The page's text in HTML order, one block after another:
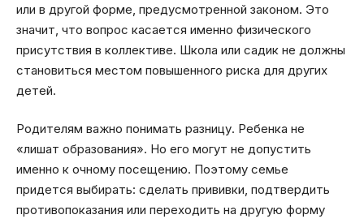
или в другой форме, предусмотренной законом. Это
значит, что вопрос касается именно физического
присутствия в коллективе. Школа или садик не должны
становиться местом повышенного риска для других
детей.
Родителям важно понимать разницу. Ребенка не
«лишат образования». Но его могут не допустить
именно к очному посещению. Поэтому семье
придется выбирать: сделать прививки, подтвердить
противопоказания или переходить на другую форму